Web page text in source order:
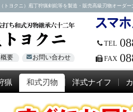
トヨクニ）庖丁狩猟剣鉈等を製造・販売高級刃物オーダ
要 お問い合わせ
TEL
FAX
猟 和式刃物 洋式ナイフ